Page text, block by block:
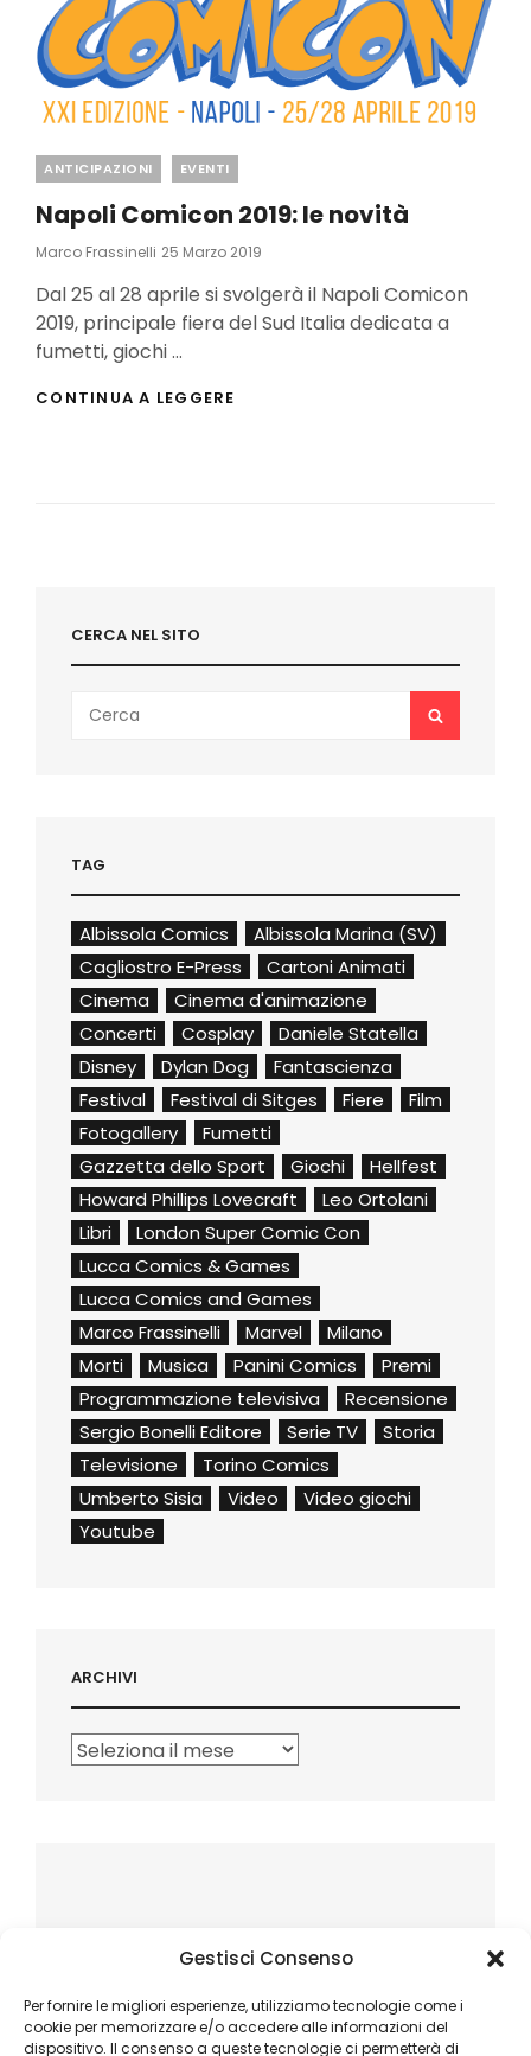
Gestisci Consenso
Per fornire le migliori esperienze, utilizziamo tecnologie come i
cookie per memorizzare e/o accedere alle informazioni del
dispositivo. Il consenso a queste tecnologie ci permetterà di
Categories
ANTICIPAZIONI EVENTI
Napoli Comicon 2019: le novità
Marco Frassinelli Posted
25 Marzo 2019
Dal 25 al 28 aprile si svolgerà il Napoli Comicon
2019, principale fiera del Sud Italia dedicata a
fumetti, giochi …
CONTINUA A LEGGERE
CERCA NEL SITO
for:
SEARCH
TAG
Albissola Comics
Albissola Marina (SV)
Cagliostro E-Press
Cartoni Animati
Cinema
Cinema d'animazione
Concerti
Cosplay
Daniele Statella
Disney
Dylan Dog
Fantascienza
Festival
Festival di Sitges Fiere
Film
Fotogallery
Fumetti
Gazzetta dello Sport
Giochi
Hellfest
Howard Phillips Lovecraft
Leo Ortolani
Libri
London Super Comic Con
Lucca Comics & Games
Lucca Comics and Games
Marco Frassinelli
Marvel
Milano
Morti
Musica Panini Comics
Premi
Programmazione televisiva
Recensione
Sergio Bonelli Editore
Serie TV
Storia
Televisione
Torino Comics
Umberto Sisia
Video
Video giochi
Youtube
ARCHIVI
Archivi